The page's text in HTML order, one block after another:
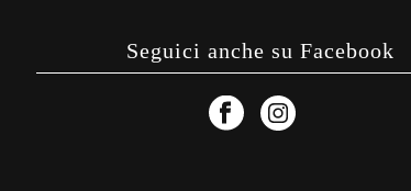
Seguici anche su Facebook